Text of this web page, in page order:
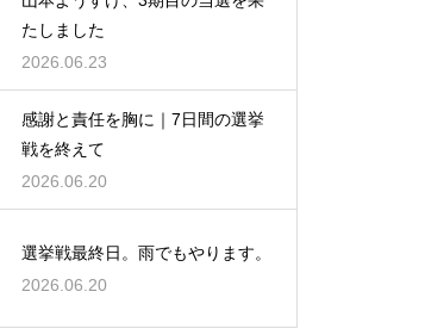
たしました
2026.06.23
感謝と責任を胸に｜7日間の選挙
戦を終えて
2026.06.20
選挙戦最終日。雨でもやります。
2026.06.20